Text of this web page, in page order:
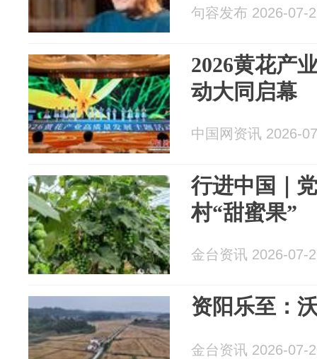
句容发布 2026-07-
2026黄花产
动大同启幕
中国网资讯 2026-
行进中国｜
村“甜蜜果”
金台资讯 2026-07-
资阳乐至：
金台资讯 2026-07-